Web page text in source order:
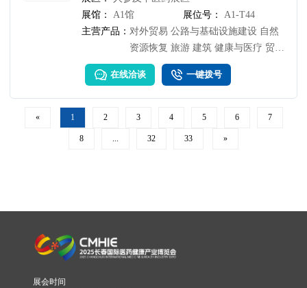
展馆：
A1馆 展位号：
A1-T44
主营产品： 对外贸易 公路与基础设施建设 自然
资源恢复 旅游 建筑 健康与医疗 贸易
与生产 货物运输
在线洽谈 一键拨号
« 1 2 3 4 5 6 7
8 ... 32 33 »
展会时间